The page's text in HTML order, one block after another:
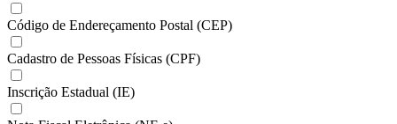
Código de Endereçamento Postal (CEP)
Cadastro de Pessoas Físicas (CPF)
Inscrição Estadual (IE)